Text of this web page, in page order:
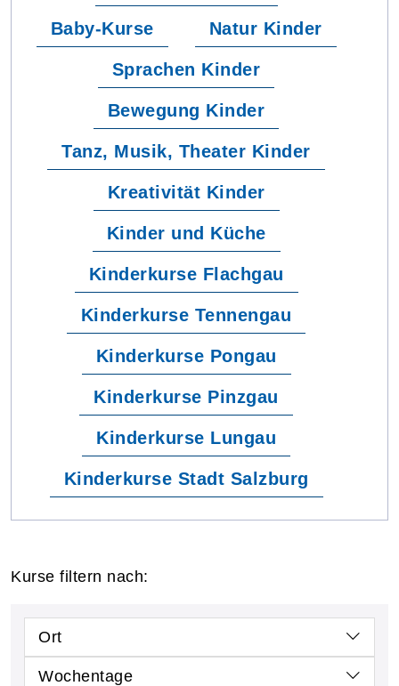
Baby-Kurse Natur Kinder
Sprachen Kinder
Bewegung Kinder
Tanz, Musik, Theater Kinder
Kreativität Kinder
Kinder und Küche
Kinderkurse Flachgau
Kinderkurse Tennengau
Kinderkurse Pongau
Kinderkurse Pinzgau
Kinderkurse Lungau
Kinderkurse Stadt Salzburg
Kurse filtern nach:
Ort
Wochentage